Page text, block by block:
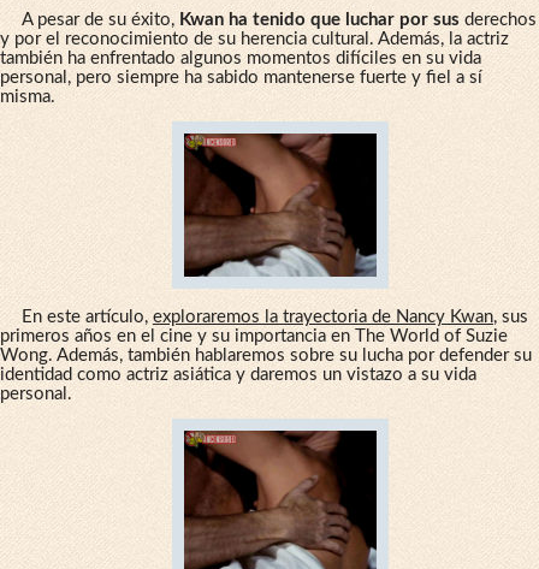
A pesar de su éxito,Kwan ha tenido que luchar por sus derechos
y por el reconocimiento de su herencia cultural. Además, la actriz
también ha enfrentado algunos momentos difíciles en su vida
personal, pero siempre ha sabido mantenerse fuerte y fiel a sí
misma.
En este artículo, exploraremos la trayectoria de Nancy Kwan, sus
primeros años en el cine y su importancia en The World of Suzie
Wong. Además, también hablaremos sobre su lucha por defender su
identidad como actriz asiática y daremos un vistazo a su vida
personal.